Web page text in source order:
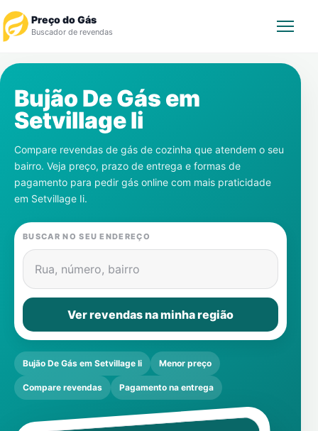
Preço do Gás
Buscador de revendas
Revendedor
Notícias
Cadastre-se
Gás
Contatos
Bujão De Gás em
Setvillage Ii
Compare revendas de gás de cozinha que atendem o seu
bairro. Veja preço, prazo de entrega e formas de
pagamento para pedir gás online com mais praticidade
em Setvillage Ii.
BUSCAR NO SEU ENDEREÇO
Rua, número, bairro
Ver revendas na minha região
Bujão De Gás em Setvillage Ii Menor preço
Compare revendas Pagamento na entrega